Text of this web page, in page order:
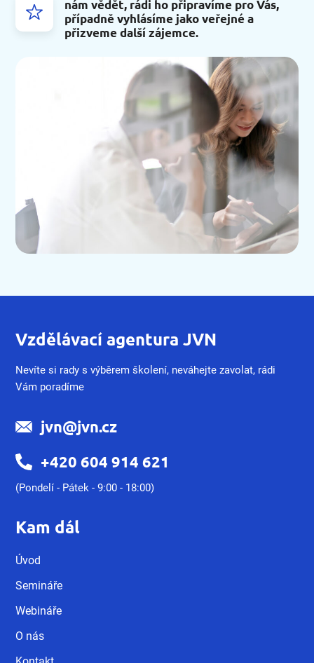
nám vědět, rádi ho připravíme pro Vás,
případně vyhlásíme jako veřejné a
přizveme další zájemce.
Vzdělávací agentura JVN
Nevíte si rady s výběrem školení, neváhejte zavolat, rádi
Vám poradíme
jvn@jvn.cz
+420 604 914 621
(Pondelí - Pátek - 9:00 - 18:00)
Kam dál
Úvod
Semináře
Webináře
O nás